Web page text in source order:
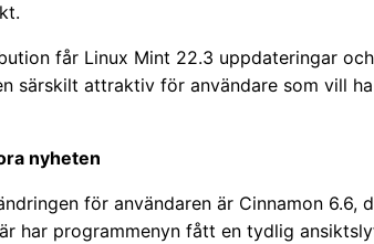
får Linux Mint 22.3 uppdateringar
särskilt attraktiv för användare som vill
nyheten
för användaren är Cinnamon 6.6,
har programmenyn fått en tydlig